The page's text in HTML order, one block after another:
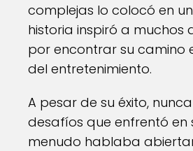
complejas lo colocó en
historia inspiró a muchos
por encontrar su camino
del entretenimiento.
A pesar de su éxito,
desafíos que enfrentó en
menudo hablaba